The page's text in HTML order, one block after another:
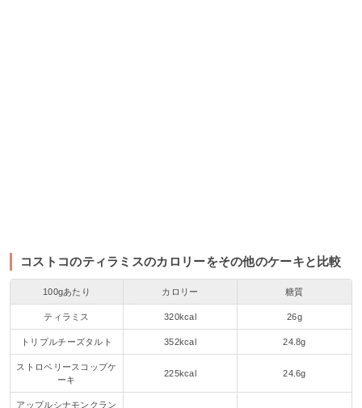
コストコのティラミスのカロリーをその他のケーキと比較
100gあたり カロリー 糖質
ティラミス 320kcal 26g
トリプルチーズタルト 352kcal 24.8g
ストロベリースコップケ
ーキ
225kcal 24.6g
アップルシナモンクラン